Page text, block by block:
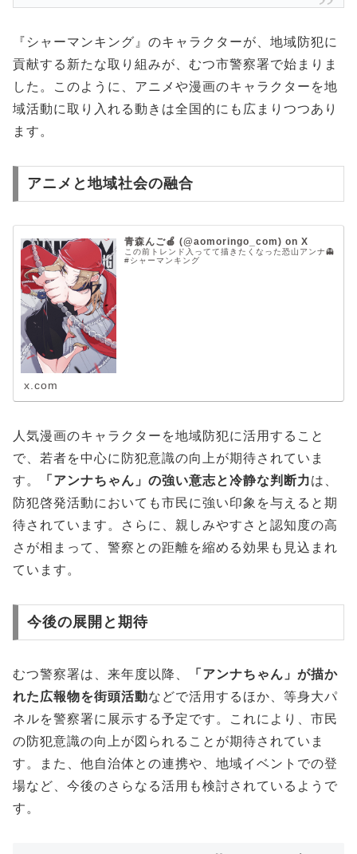
『シャーマンキング』のキャラクターが、地域防犯に
貢献する新たな取り組みが、むつ市警察署で始まりま
した。このように、アニメや漫画のキャラクターを地
域活動に取り入れる動きは全国的にも広まりつつあり
ます。
アニメと地域社会の融合
青森んご🍎 (@aomoringo_com) on X
この前トレンド入ってて描きたくなった恐山アンナ👻
#シャーマンキング
x.com
人気漫画のキャラクターを地域防犯に活用すること
で、若者を中心に防犯意識の向上が期待されていま
す。
「アンナちゃん」の強い意志と冷静な判断力は、
防犯啓発活動においても市民に強い印象を与えると期
待されています。さらに、親しみやすさと認知度の高
さが相まって、警察との距離を縮める効果も見込まれ
ています。
今後の展開と期待
むつ警察署は、来年度以降、
「アンナちゃん」が描か
れた広報物を街頭活動などで活用するほか、等身大パ
ネルを警察署に展示する予定です。これにより、市民
の防犯意識の向上が図られることが期待されていま
す。また、他自治体との連携や、地域イベントでの登
場など、今後のさらなる活用も検討されているようで
す。